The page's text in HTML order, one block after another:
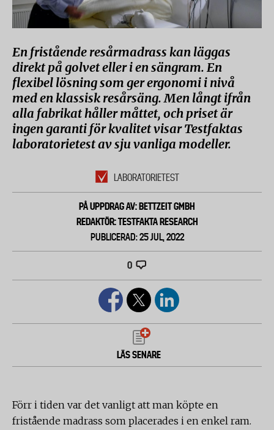
En fristående resårmadrass kan läggas
direkt på golvet eller i en sängram. En
flexibel lösning som ger ergonomi i nivå
med en klassisk resårsäng. Men långt ifrån
alla fabrikat håller måttet, och priset är
ingen garanti för kvalitet visar Testfaktas
laboratorietest av sju vanliga modeller.
LABORATORIETEST
PÅ UPPDRAG AV: BETTZEIT GMBH
REDAKTÖR: TESTFAKTA RESEARCH
PUBLICERAD: 25 JUL, 2022
0
LÄS SENARE
Förr i tiden var det vanligt att man köpte en
fristående madrass som placerades i en enkel ram.